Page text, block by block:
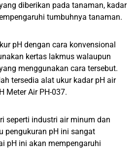
diberikan pada tanaman, kadar
tumbuhnya tanaman.
pH dengan cara konvensional
kertas lakmus walaupun
menggunakan cara tersebut.
tersedia alat ukur kadar pH air
Meter Air PH-037.
seperti industri air minum dan
pengukuran pH ini sangat
pH ini akan mempengaruhi